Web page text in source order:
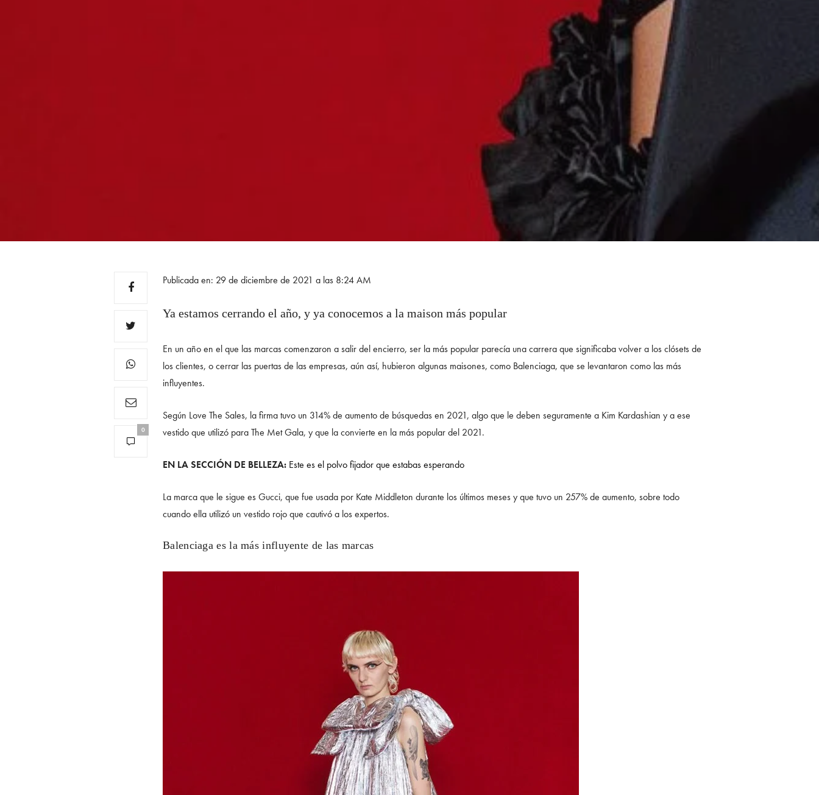
0
Publicada en: 29 de diciembre de 2021 a las 8:24 AM
Ya estamos cerrando el año, y ya conocemos a la maison más popular
En un año en el que las marcas comenzaron a salir del encierro, ser la más popular parecía una carrera que significaba volver a los clósets de
los clientes, o cerrar las puertas de las empresas, aún así, hubieron algunas maisones, como Balenciaga, que se levantaron como las más
influyentes.
Según Love The Sales, la firma tuvo un 314% de aumento de búsquedas en 2021, algo que le deben seguramente a Kim Kardashian y a ese
vestido que utilizó para The Met Gala, y que la convierte en la más popular del 2021.
EN LA SECCIÓN DE BELLEZA: Este es el polvo fijador que estabas esperando
La marca que le sigue es Gucci, que fue usada por Kate Middleton durante los últimos meses y que tuvo un 257% de aumento, sobre todo
cuando ella utilizó un vestido rojo que cautivó a los expertos.
Balenciaga es la más influyente de las marcas